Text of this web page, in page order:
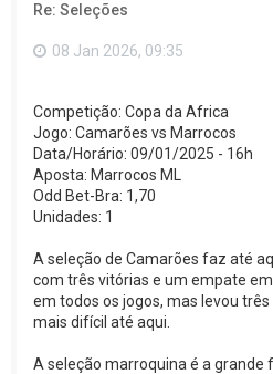
Re: Seleções
08 Jan 2026, 09:35
Competição: Copa da Africa
Jogo: Camarões vs Marrocos
Data/Horário: 09/01/2025 - 16h
Aposta: Marrocos ML
Odd Bet-Bra: 1,70
Unidades: 1
A seleção de Camarões faz até
com três vitórias e um empate
em todos os jogos, mas levou três
mais difícil até aqui.
A seleção marroquina é a grande